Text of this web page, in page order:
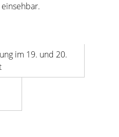
im 19. und 20.